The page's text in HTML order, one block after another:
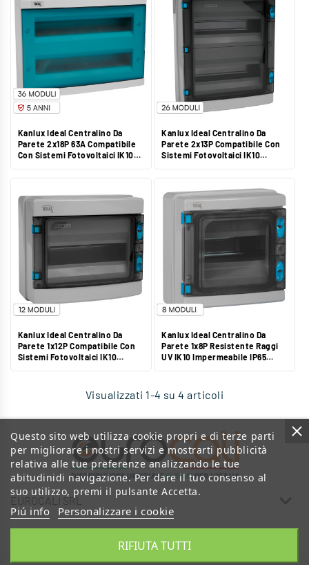
Kanlux Ideal Centralino Da
Parete 2x18P 63A Compatibile
Con Sistemi Fotovoltaici IK10
Kanlux Ideal Centralino Da
Parete 2x13P Compatibile Con
Sistemi Fotovoltaici IK10
Kanlux Ideal Centralino Da
Parete 1x12P Compatibile Con
Sistemi Fotovoltaici IK10
Kanlux Ideal Centralino Da
Parete 1x8P Resistente Raggi
UV IK10 Impermeabile IP65
Visualizzati 1-4 su 4 articoli
EUROCALI SRL 
CONTATTACI 
Questo sito web utilizza cookie propri e di terze parti
per migliorare i nostri servizi e mostrarti pubblicità
relativa alle tue preferenze analizzando le tue
abitudinidi navigazione. Per dare il tuo consenso al
suo utilizzo, premi il pulsante Accetta.
Piú info Personalizzare i cookie
RIFIUTA TUTTI